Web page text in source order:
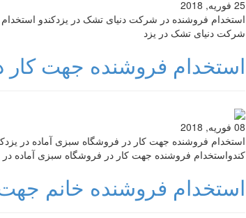
25 فوریه, 2018
استخدام فروشنده در شرکت دنیای تشک در یزدکندو
شرکت دنیای تشک در یزد
استخدام فروشنده جهت کار
08 فوریه, 2018
استخدام فروشنده جهت کار در فروشگاه سبزی آماده در
کندواستخدام فروشنده جهت کار در فروشگاه سبزی آماده در
استخدام فروشنده خانم